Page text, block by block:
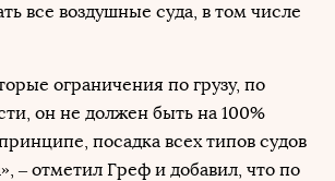
все воздушные суда, в том числе
ограничения по грузу, по
он не должен быть на 100%
посадка всех типов судов
– отметил Греф и добавил, что по